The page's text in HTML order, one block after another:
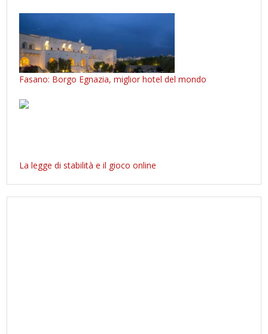
Fasano: Borgo Egnazia, miglior hotel del mondo
La legge di stabilità e il gioco online